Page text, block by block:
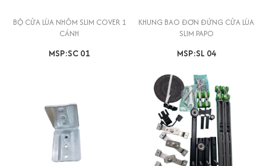
BỘ CỬA LÙA NHÔM SLIM COVER 1
CÁNH
MSP:SC 01
KHUNG BAO ĐƠN ĐỨNG CỬA LÙA
SLIM PAPO
MSP:SL 04